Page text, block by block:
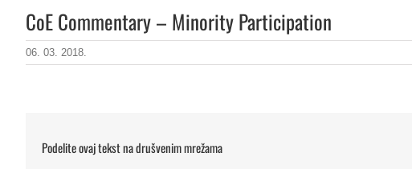
CoE Commentary – Minority Participation
06. 03. 2018.
Podelite ovaj tekst na drušvenim mrežama